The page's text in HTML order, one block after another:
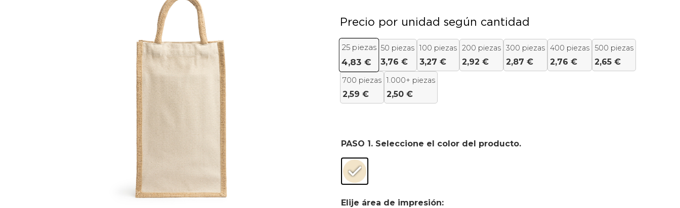
Precio por unidad según cantidad
25 piezas
4,83 €
50 piezas
3,76 €
100 piezas
3,27 €
200 piezas
2,92 €
300 piezas
2,87 €
400 piezas
2,76 €
500 piezas
2,65 €
700 piezas
2,59 €
1.000+ piezas
2,50 €
PASO 1. Seleccione el color del producto.
Elije área de impresión: